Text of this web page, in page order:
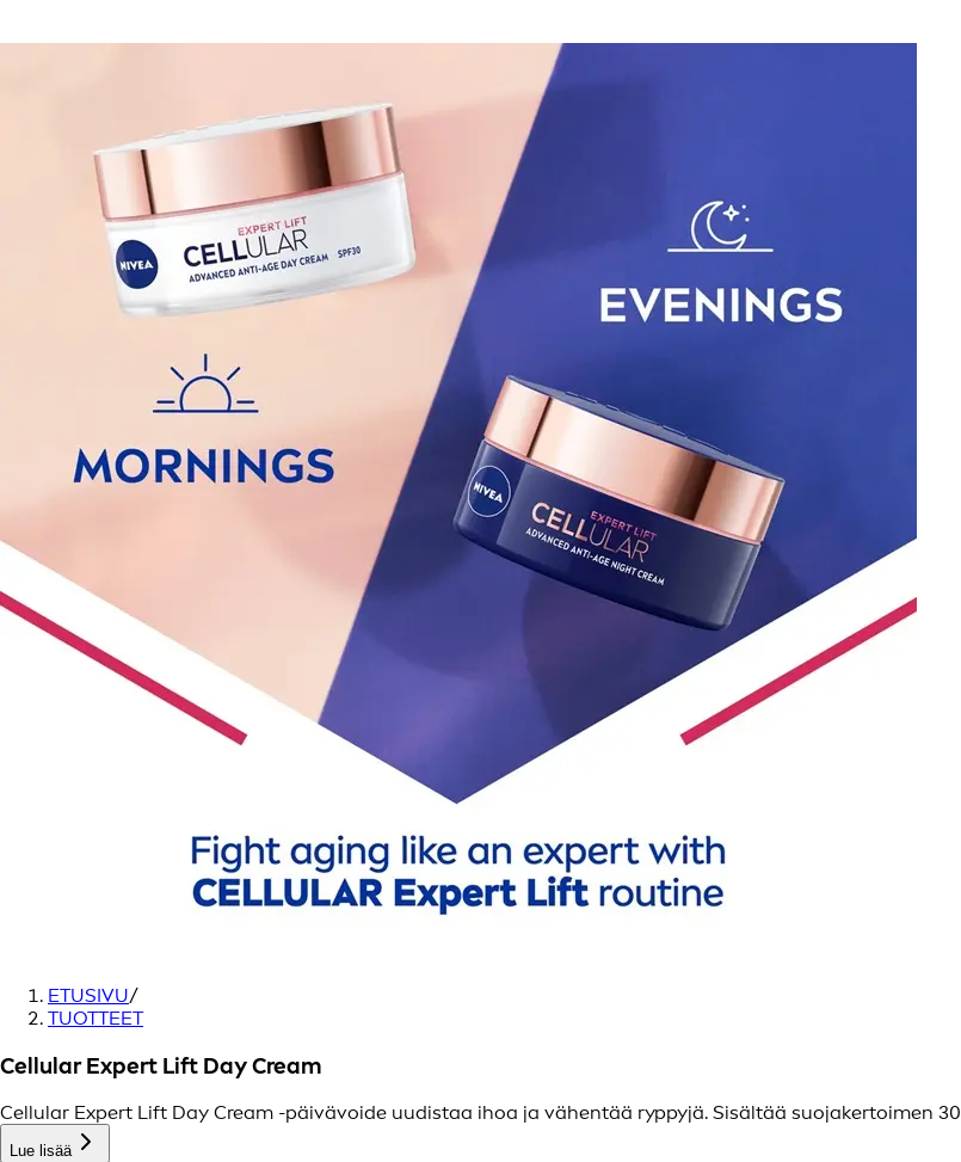
ETUSIVU/
TUOTTEET
Cellular Expert Lift Day Cream
Cellular Expert Lift Day Cream -päivävoide uudistaa ihoa ja vähentää ryppyjä. Sisältää suojakertoimen 30
Lue lisää